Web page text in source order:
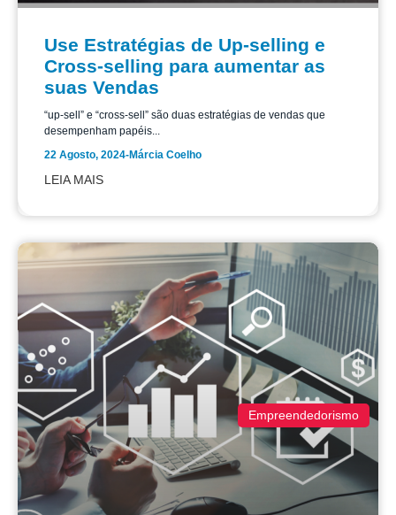
Use Estratégias de Up-selling e
Cross-selling para aumentar as
suas Vendas
“up-sell” e “cross-sell” são duas estratégias de vendas que
desempenham papéis...
22 Agosto, 2024-Márcia Coelho
LEIA MAIS
Empreendedorismo